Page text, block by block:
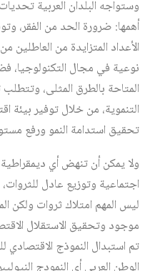
وستواجه البلدان العربية
أهمها: ضرورة الحد من الفقر،
الأعداد المتزايدة من
نوعية في مجال التكنولوجيا،
المتاحة بالطرق المثلى،
التنموية، من خلال توفير بيئة
تحقيق استدامة النمو ورفع
ولا يمكن أن تنهض أي
اجتماعية وتوزيع عادل للثروات،
ليس المهم امتلاك ثروات ولكن
موجود وتحقيق الاستقلال
تم استبدال النموذج الاقتصادي